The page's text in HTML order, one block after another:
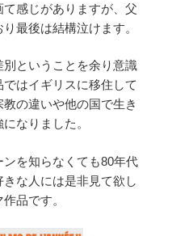
感じがありますが、父
最後は結構泣けます。
ということを余り意識
はイギリスに移住して
の違いや他の国で生き
なりました。
を知らなくても80年代
な人には是非見て欲し
品です。